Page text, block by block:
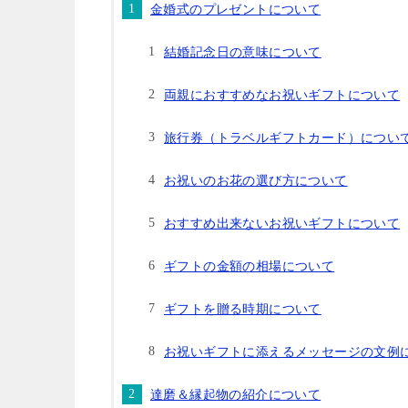
金婚式のプレゼントについて
結婚記念日の意味について
両親におすすめなお祝いギフトについて
旅行券（トラベルギフトカード）につい
お祝いのお花の選び方について
おすすめ出来ないお祝いギフトについて
ギフトの金額の相場について
ギフトを贈る時期について
お祝いギフトに添えるメッセージの文例
達磨＆縁起物の紹介について